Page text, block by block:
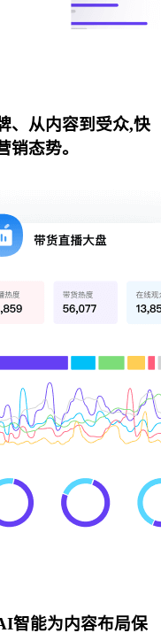
、从内容到受众,快
态势。
智能为内容布局保